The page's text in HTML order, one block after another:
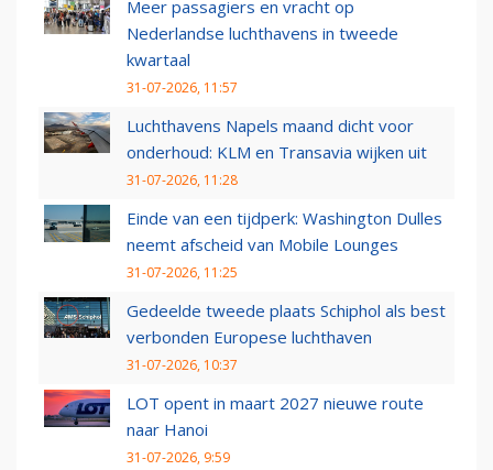
Meer passagiers en vracht op
Nederlandse luchthavens in tweede
kwartaal
31-07-2026, 11:57
Luchthavens Napels maand dicht voor
onderhoud: KLM en Transavia wijken uit
31-07-2026, 11:28
Einde van een tijdperk: Washington Dulles
neemt afscheid van Mobile Lounges
31-07-2026, 11:25
Gedeelde tweede plaats Schiphol als best
verbonden Europese luchthaven
31-07-2026, 10:37
LOT opent in maart 2027 nieuwe route
naar Hanoi
31-07-2026, 9:59